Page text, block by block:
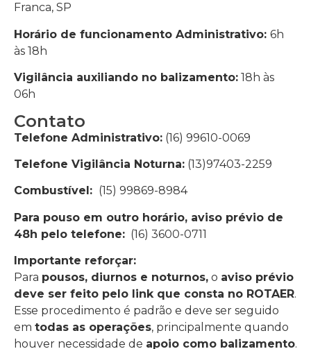
Franca, SP
Horário de funcionamento Administrativo:6h
às 18h
Vigilância auxiliando no balizamento: 18h às
06h
Contato
Telefone Administrativo: (16) 99610-0069
Telefone Vigilância Noturna: (13)97403-2259
Combustível: (15) 99869-8984
Para pouso em outro horário, aviso prévio de
48h pelo telefone: (16) 3600-0711
Importante reforçar:
Para pousos, diurnos e noturnos, o aviso prévio
deve ser feito pelo link que consta no ROTAER.
Esse procedimento é padrão e deve ser seguido
emtodas as operações, principalmente quando
houver necessidade de apoio como balizamento.